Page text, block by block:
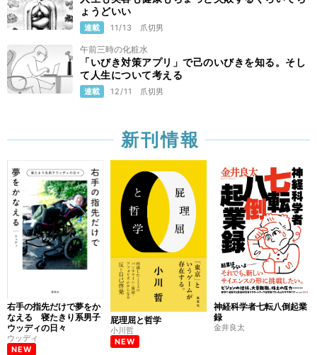
ょうどいい
連載 11/13 爪切男
午前三時の化粧水
「いびき対策アプリ」で己のいびきを知る。そし
て人生について考える
連載 12/11 爪切男
新刊情報
右手の指先だけで夢をか
なえる 寝たきり系男子
ウッディの日々
ウッディ
NEW
屁理屈と哲学
小川哲
NEW
神経科学者七転八倒起業
録
金井良太